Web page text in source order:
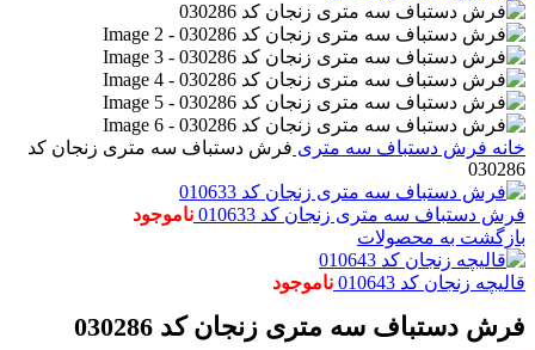
خانه فرش دستباف سه متری فرش دستباف سه متری زنجان کد
030286
فرش دستباف سه متری زنجان کد 010633
ناموجود
بازگشت به محصولات
قالیچه زنجان کد 010643 ناموجود
فرش دستباف سه متری زنجان کد 030286